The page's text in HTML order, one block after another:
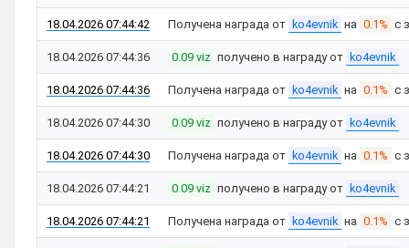
18.04.2026 07:44:42 Получена награда от ko4evnik на 0.1% с
18.04.2026 07:44:36 0.09 viz получено в награду от ko4evnik
18.04.2026 07:44:36 Получена награда от ko4evnik на 0.1% с
18.04.2026 07:44:30 0.09 viz получено в награду от ko4evnik
18.04.2026 07:44:30 Получена награда от ko4evnik на 0.1% с
18.04.2026 07:44:21 0.09 viz получено в награду от ko4evnik
18.04.2026 07:44:21 Получена награда от ko4evnik на 0.1% с